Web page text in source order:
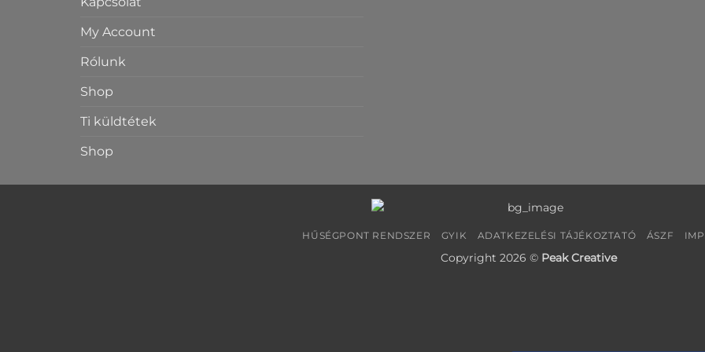
My Account
Rólunk
Shop
Ti küldtétek
Shop
HŰSÉGPONT RENDSZER GYIK ADATKEZELÉSI TÁJÉKOZTATÓ ÁSZF
Copyright 2026 © Peak Creative